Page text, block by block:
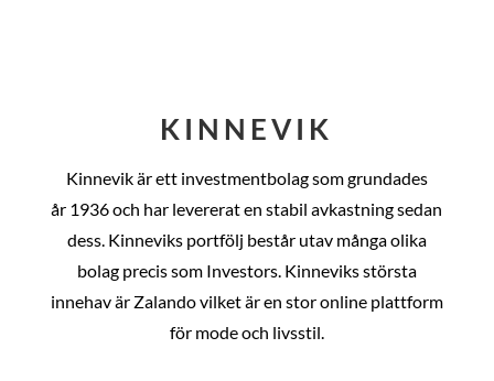
KINNEVIK
Kinnevik är ett investmentbolag som grundades
år 1936 och har levererat en stabil avkastning sedan
dess. Kinneviks portfölj består utav många olika
bolag precis som Investors. Kinneviks största
innehav är Zalando vilket är en stor online plattform
för mode och livsstil.